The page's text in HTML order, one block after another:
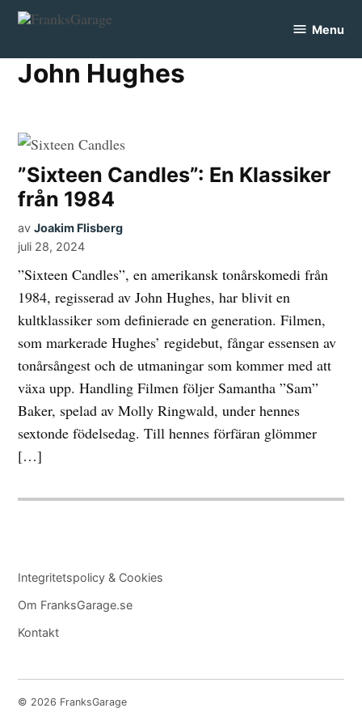
Skip
content
Menu
John Hughes
”Sixteen Candles”: En Klassiker
från 1984
av Joakim Flisberg
juli 28, 2024
”Sixteen Candles”, en amerikansk tonårskomedi från
1984, regisserad av John Hughes, har blivit en
kultklassiker som definierade en generation. Filmen,
som markerade Hughes’ regidebut, fångar essensen av
tonårsångest och de utmaningar som kommer med att
växa upp. Handling Filmen följer Samantha ”Sam”
Baker, spelad av Molly Ringwald, under hennes
sextonde födelsedag. Till hennes förfäran glömmer
[…]
Integritetspolicy & Cookies
Om FranksGarage.se
Kontakt
© 2026 FranksGarage